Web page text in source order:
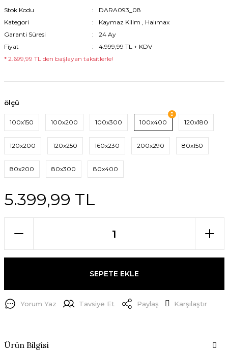
Stok Kodu
DARA093_08
Kategori
Kaymaz Kilim , Halımax
Garanti Süresi
24 Ay
Fiyat
4.999,99 TL + KDV
* 2.699,99 TL den başlayan taksitlerle!
ölçü
100x150 100x200 100x300 100x400 120x180
120x200 120x250 160x230 200x290 80x150
80x200 80x300 80x400
5.399,99 TL
SEPETE EKLE
Yorum Yaz Tavsiye Et Paylaş Karşılaştır
Ürün Bilgisi